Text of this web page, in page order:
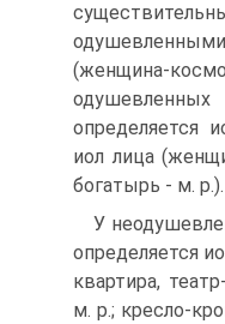
(женщина-
определяется
иол лица
богатырь - м. р.).
У
определяется
квартира,
м. р.; кресло-